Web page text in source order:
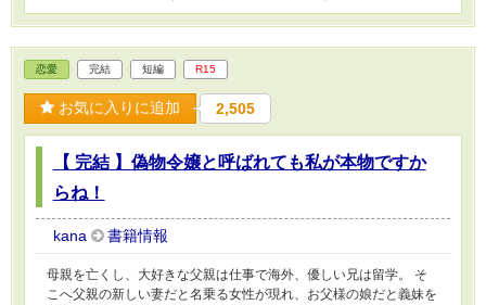
恋愛 完結 短編 R15
お気に入りに追加 2,505
【 完結 】偽物令嬢と呼ばれても私が本物ですか
らね！
kana 書籍情報
母親を亡くし、大好きな父親は仕事で海外、優しい兄は留学。 そ
こへ父親の新しい妻だと名乗る女性が現れ、お父様の娘だと義妹を